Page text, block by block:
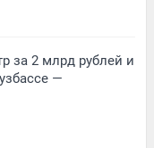
за 2 млрд рублей и
—